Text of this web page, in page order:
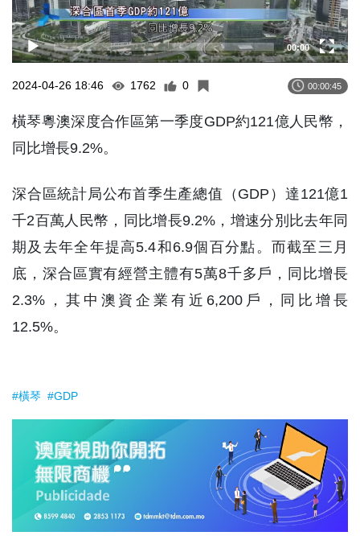
00:00
2024-04-26 18:46 1762 0 00:00:45
橫琴粵澳深度合作區第一季度GDP約121億人民幣，
同比增長9.2%。
深合區統計局公布首季生產總值（GDP）達121億1
千2百萬人民幣，同比增長9.2%，增速分別比去年同
期及去年全年提高5.4和6.9個百分點。而截至三月
底，深合區實有經營主體有5萬8千多戶，同比增長
2.3%，其中澳資企業有近6,200戶，同比增長
12.5%。
#橫琴 #GDP